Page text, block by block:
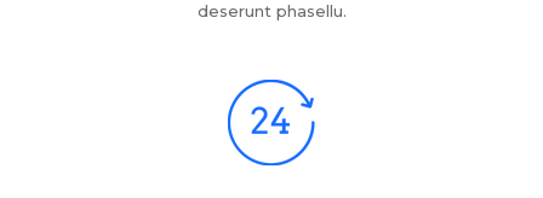
deserunt phasellu.